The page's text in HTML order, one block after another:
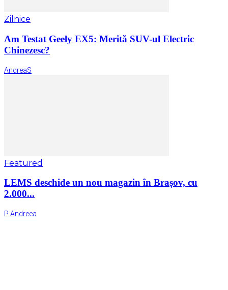
Zilnice
Am Testat Geely EX5: Merită SUV-ul Electric
Chinezesc?
AndreaS
Featured
LEMS deschide un nou magazin în Brașov, cu
2.000...
P Andreea